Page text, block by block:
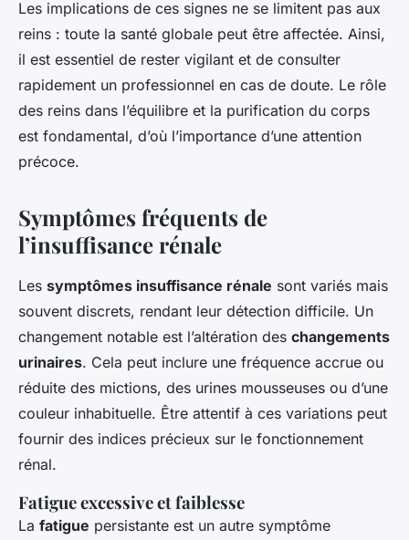
Les implications de ces signes ne se limitent pas aux
reins : toute la santé globale peut être affectée. Ainsi,
il est essentiel de rester vigilant et de consulter
rapidement un professionnel en cas de doute. Le rôle
des reins dans l’équilibre et la purification du corps
est fondamental, d’où l’importance d’une attention
précoce.
Symptômes fréquents de
l’insuffisance rénale
Les symptômes insuffisance rénale sont variés mais
souvent discrets, rendant leur détection difficile. Un
changement notable est l’altération des changements
urinaires. Cela peut inclure une fréquence accrue ou
réduite des mictions, des urines mousseuses ou d’une
couleur inhabituelle. Être attentif à ces variations peut
fournir des indices précieux sur le fonctionnement
rénal.
Fatigue excessive et faiblesse
La fatigue persistante est un autre symptôme